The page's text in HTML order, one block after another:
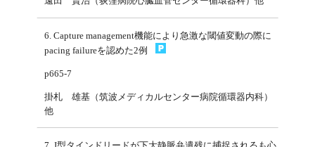
6. Capture management機能により急激な閾値変動の際に
pacing failureを認めた2例
p665-7
掛札 雄基（筑波メディカルセンター病院循環器内科）
他